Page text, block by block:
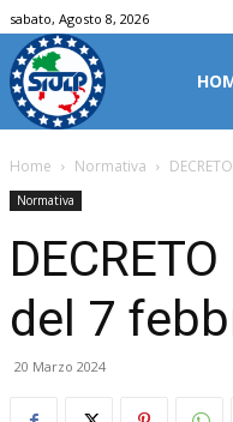
sabato, Agosto 8, 2026
Home Normativa
Normativa
del 7
20 Marzo 2024